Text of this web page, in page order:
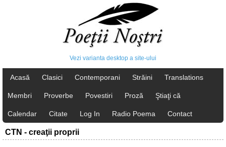
Vezi varianta desktop a site-ului
Acasă Clasici Contemporani Străini Translations
Membri Proverbe Povestiri Proză Ştiaţi că
Calendar Citate Log In Radio Poema Contact
CTN - creaţii proprii